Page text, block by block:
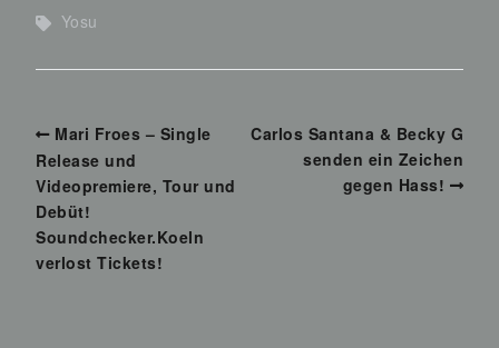
Yosu
Mari Froes – Single
Release und
Videopremiere, Tour und
Debüt!
Soundchecker.Koeln
verlost Tickets!
Carlos Santana & Becky G
senden ein Zeichen
gegen Hass!